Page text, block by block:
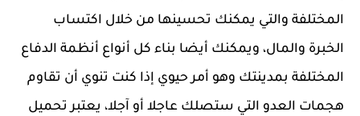
المختلفة والتي يمكنك تحسينها من خلال اكتساب
الخبرة والمال، ويمكنك أيضا بناء كل أنواع أنظمة الدفاع
المختلفة بمدينتك وهو أمر حيوي إذا كنت تنوي أن تقاوم
هجمات العدو التي ستصلك عاجلا أو آجلا، يعتبر تحميل